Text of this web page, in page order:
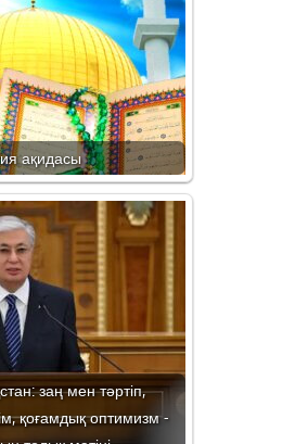
ақидасы
заң мен тәртіп,
қоғамдық оптимизм -